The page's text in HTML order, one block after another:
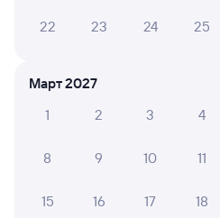
22 23 24 25
Март 2027
1
2 3 4
8 9 10 11
15 16 17 18